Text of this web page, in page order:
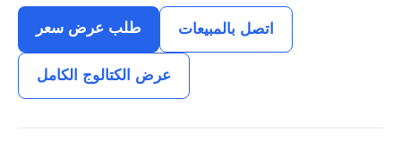
طلب عرض سعر اتصل بالمبيعات
عرض الكتالوج الكامل